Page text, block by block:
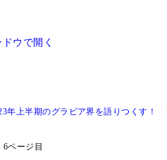
ウで開く
年上半期のグラビア界を語りつくす！
6ページ目